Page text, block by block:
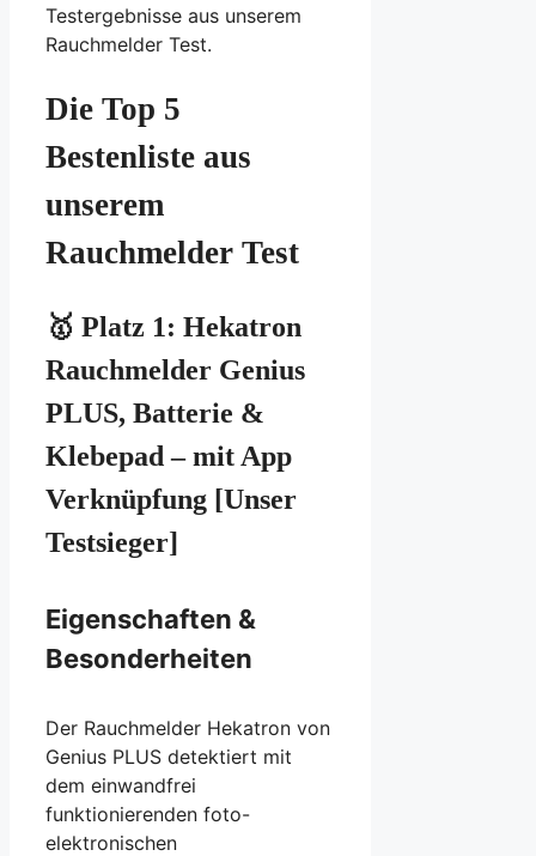
Testergebnisse aus unserem
Rauchmelder Test.
Die Top 5
Bestenliste aus
unserem
Rauchmelder Test
🥇 Platz 1: Hekatron
Rauchmelder Genius
PLUS, Batterie &
Klebepad – mit App
Verknüpfung [Unser
Testsieger]
Eigenschaften &
Besonderheiten
Der Rauchmelder Hekatron von
Genius PLUS detektiert mit
dem einwandfrei
funktionierenden foto-
elektronischen